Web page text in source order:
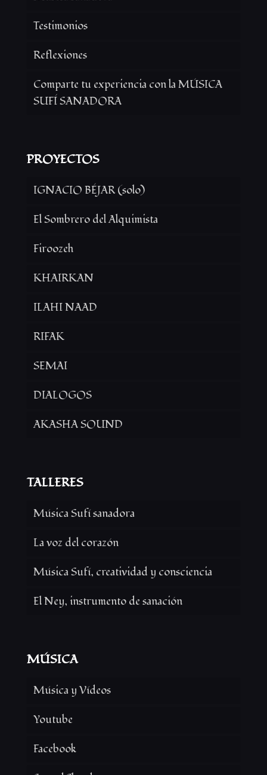
Testimonios
Reflexiones
Comparte tu experiencia con la MÚSICA
SUFÍ SANADORA
PROYECTOS
IGNACIO BÉJAR (solo)
El Sombrero del Alquimista
Firoozeh
KHAIRKAN
ILAHI NAAD
RIFAK
SEMAI
DIALOGOS
AKASHA SOUND
TALLERES
Música Sufí sanadora
La voz del corazón
Música Sufí, creatividad y consciencia
El Ney, instrumento de sanación
MÚSICA
Música y Vídeos
Youtube
Facebook